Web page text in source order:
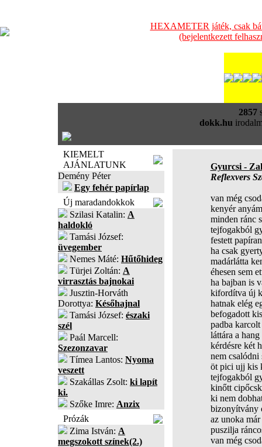
HEXAMETER játék, csak
(bejelentkezett
2857
dokk.hu
KIEMELT
AJÁNLATUNK
Demény Péter
Egy fehér papírlap
Új maradandokkok
Szilasi Katalin: A
haldokló
Tamási József:
üvegember
Nemes Máté: Hűtőhideg
Türjei Zoltán: A
virrasztás bajnokai
Jusztin-Horváth
Dorottya: Későhajnal
Tamási József: északi
szél
Paál Marcell:
Szezonzavar
Tímea Lantos: Nyoma
veszett
Szakállas Zsolt: ki lapít
ki.
Szőke Imre: Anzix
Prózák
Zima István: A
megszokott színek(2.)
Gyurcsi -
Reflexvers
van még
kenyér
minden ránc
tejfogakból
festett
ha csak
madárlátta
éhesen sem
ha bajban is
kifordítva új
hatnak elég
befogadott
padba
láttára a hang
kérdésre két
nem csalódni
öt pici ujj kis
tejfogakból
kinőtt
ki nem
bizonyítvány
az unoka már
puszilja
van még